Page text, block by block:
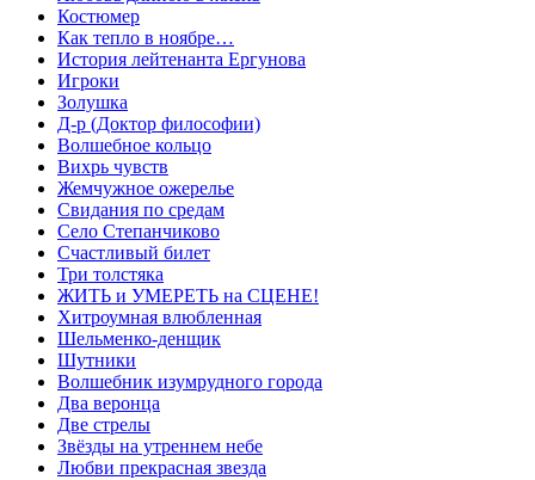
Костюмер
Как тепло в ноябре…
История лейтенанта Ергунова
Игроки
Золушка
Д-р (Доктор философии)
Волшебное кольцо
Вихрь чувств
Жемчужное ожерелье
Свидания по средам
Село Степанчиково
Счастливый билет
Три толстяка
ЖИТЬ и УМЕРЕТЬ на СЦЕНЕ!
Хитроумная влюбленная
Шельменко-денщик
Шутники
Волшебник изумрудного города
Два веронца
Две стрелы
Звёзды на утреннем небе
Любви прекрасная звезда